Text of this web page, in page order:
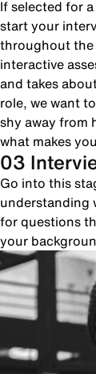
If selected for
start your
throughout the
interactive
and takes
role, we want
shy away from
what makes
03
Go into this
understanding
for questions
your